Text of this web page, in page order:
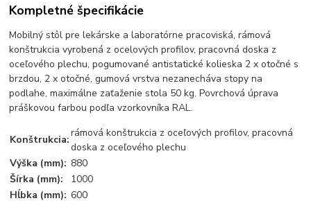
Kompletné špecifikácie
Mobilný stôl pre lekárske a laboratórne pracoviská, rámová
konštrukcia vyrobená z ocelových profilov, pracovná doska z
oceľového plechu, pogumované antistatické kolieska 2 x otočné s
brzdou, 2 x otočné, gumová vrstva nezanecháva stopy na
podlahe, maximálne zaťaženie stola 50 kg. Povrchová úprava
práškovou farbou podľa vzorkovníka RAL.
Konštrukcia:
rámová konštrukcia z oceľových profilov, pracovná
doska z oceľového plechu
Výška (mm): 880
Šírka (mm):
1000
Hĺbka (mm): 600